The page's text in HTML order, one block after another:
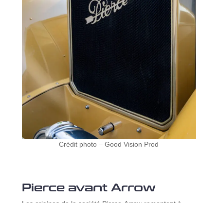
Crédit photo – Good Vision Prod
Pierce avant Arrow